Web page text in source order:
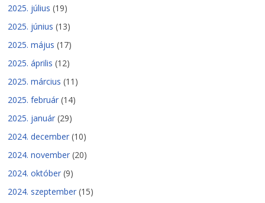
2025. július (19)
2025. június (13)
2025. május (17)
2025. április (12)
2025. március (11)
2025. február (14)
2025. január (29)
2024. december (10)
2024. november (20)
2024. október (9)
2024. szeptember (15)